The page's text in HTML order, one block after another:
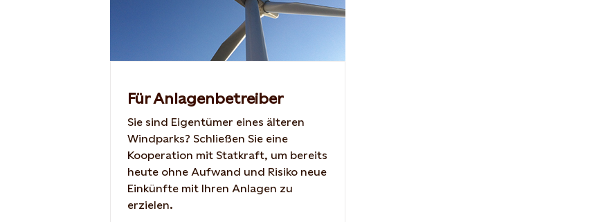
Für Anlagenbetreiber
Sie sind Eigentümer eines älteren
Windparks? Schließen Sie eine
Kooperation mit Statkraft, um bereits
heute ohne Aufwand und Risiko neue
Einkünfte mit Ihren Anlagen zu
erzielen.